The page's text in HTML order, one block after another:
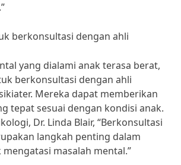
berkonsultasi dengan ahli
yang dialami anak terasa berat,
berkonsultasi dengan ahli
Mereka dapat memberikan
tepat sesuai dengan kondisi anak.
Dr. Linda Blair, “Berkonsultasi
langkah penting dalam
masalah mental.”